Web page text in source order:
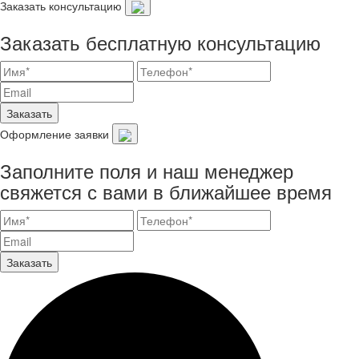
Заказать консультацию
Заказать бесплатную консультацию
Заказать
Оформление заявки
Заполните поля и наш менеджер
свяжется с вами в ближайшее время
Заказать